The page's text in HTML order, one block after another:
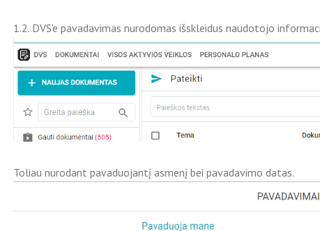
1.2. DVS'e pavadavimas nurodomas išskleidus naudotojo
Toliau nurodant pavaduojantį asmenį bei pavadavimo datas.